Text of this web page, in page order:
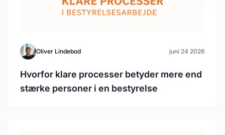
Oliver Lindebod juni 24 2026
Hvorfor klare processer betyder mere end
stærke personer i en bestyrelse